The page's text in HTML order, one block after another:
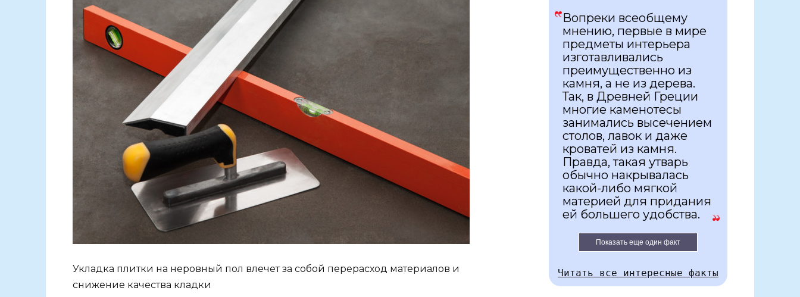
Укладка плитки на неровный пол влечет за собой перерасход материалов и
снижение качества кладки
Вопреки всеобщему
мнению, первые в мире
предметы интерьера
изготавливались
преимущественно из
камня, а не из дерева.
Так, в Древней Греции
многие каменотесы
занимались высечением
столов, лавок и даже
кроватей из камня.
Правда, такая утварь
обычно накрывалась
какой-либо мягкой
материей для придания
ей большего удобства.
Показать еще один факт
Читать все интересные факты